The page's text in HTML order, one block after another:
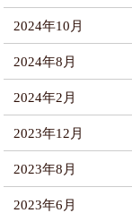
2024年10月
2024年8月
2024年2月
2023年12月
2023年8月
2023年6月